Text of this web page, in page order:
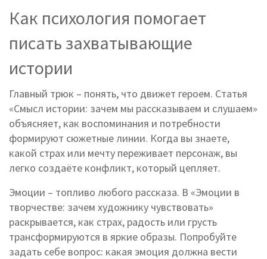
Как психология помогает
писать захватывающие
истории
Главный трюк – понять, что движет героем. Статья
«Смысл истории: зачем мы рассказываем и слушаем»
объясняет, как воспоминания и потребности
формируют сюжетные линии. Когда вы знаете,
какой страх или мечту переживает персонаж, вы
легко создаёте конфликт, который цепляет.
Эмоции – топливо любого рассказа. В «Эмоции в
творчестве: зачем художнику чувствовать»
раскрывается, как страх, радость или грусть
трансформируются в яркие образы. Попробуйте
задать себе вопрос: какая эмоция должна вести